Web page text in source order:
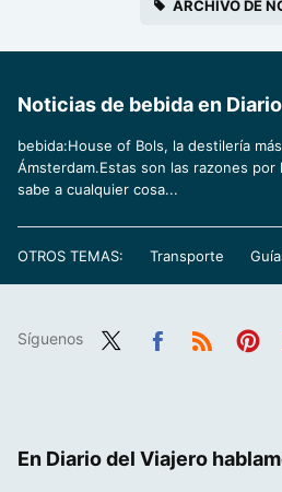
ARCHIVO DE
Noticias de bebida en
bebida:House of Bols, la destilería
Ámsterdam.Estas son las razones
sabe a cualquier cosa...
OTROS TEMAS: Transporte
Síguenos
En Diario del Viajero